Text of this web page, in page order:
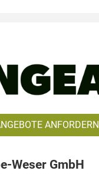
ANFORDERN
Weser GmbH